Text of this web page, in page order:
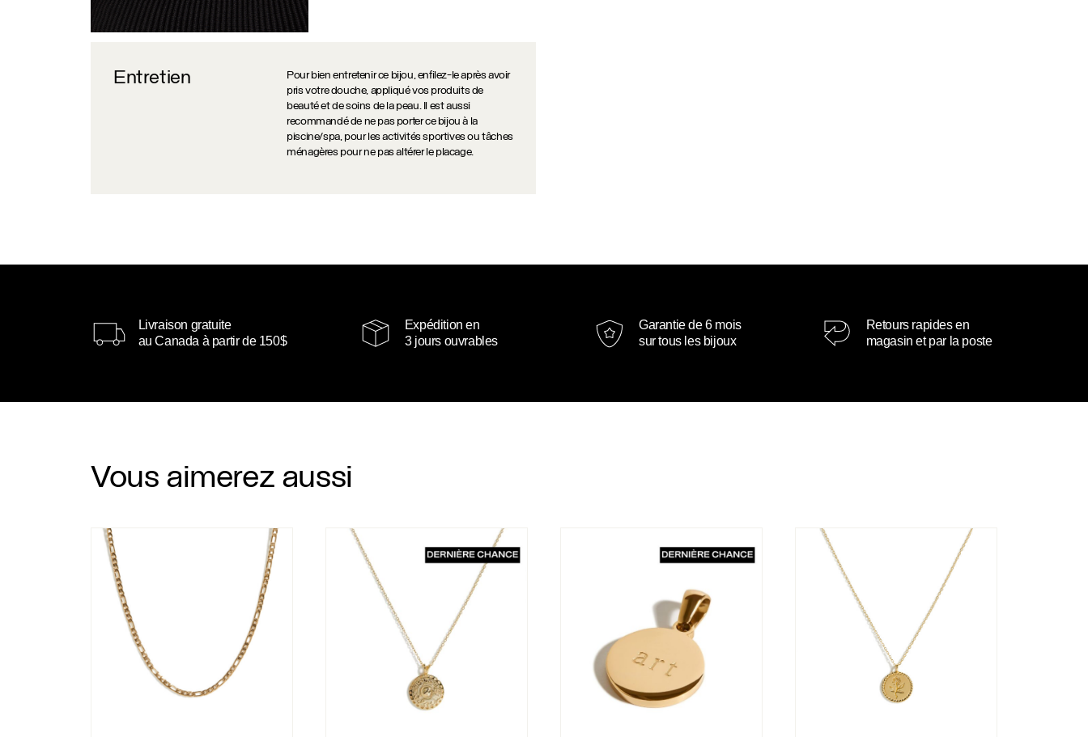
Entretien
Pour bien entretenir ce bijou, enfilez-le après avoir
pris votre douche, appliqué vos produits de
beauté et de soins de la peau. Il est aussi
recommandé de ne pas porter ce bijou à la
piscine/spa, pour les activités sportives ou tâches
ménagères pour ne pas altérer le placage.
Livraison gratuite
au Canada à partir de 150$
Expédition en
3 jours ouvrables
Garantie de 6 mois
sur tous les bijoux
Retours rapides en
magasin et par la poste
Vous aimerez aussi
Chaîne Joe Collier Sophie Collier Mélissa